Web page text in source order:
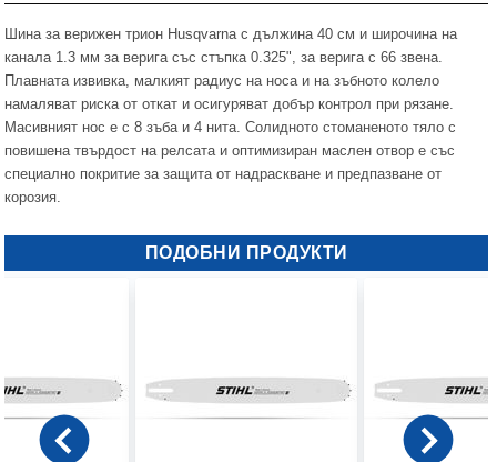
Шина за верижен трион Husqvarna с дължина 40 см и широчина на
канала 1.3 мм за верига със стъпка 0.325", за верига с 66 звена.
Плавната извивка, малкият радиус на носа и на зъбното колело
намаляват риска от откат и осигуряват добър контрол при рязане.
Масивният нос е с 8 зъба и 4 нита. Солидното стоманеното тяло с
повишена твърдост на релсата и оптимизиран маслен отвор е със
специално покритие за защита от надраскване и предпазване от
корозия.
ПОДОБНИ ПРОДУКТИ